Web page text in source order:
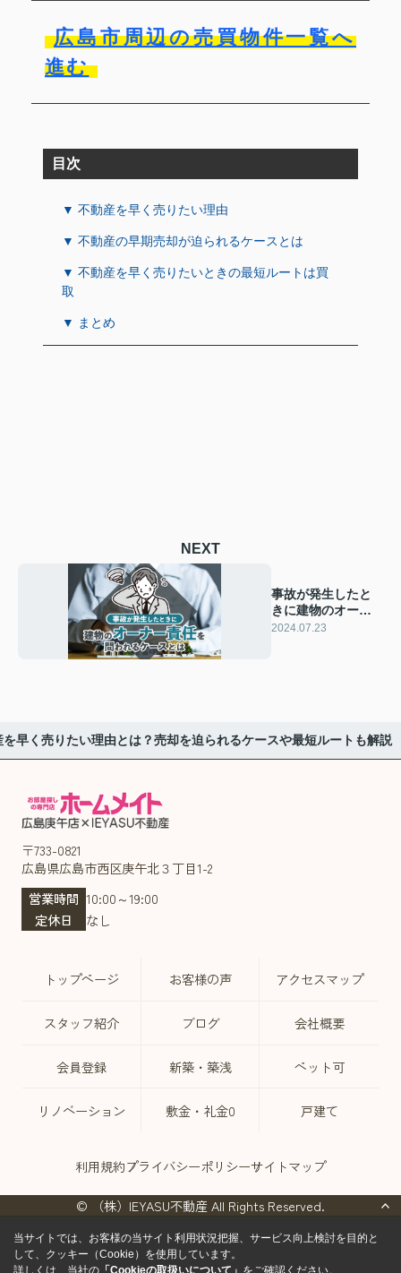
広島市周辺の売買物件一覧へ
進む
目次
▼ 不動産を早く売りたい理由
▼ 不動産の早期売却が迫られるケースとは
▼ 不動産を早く売りたいときの最短ルートは買
取
▼ まとめ
NEXT
事故が発生したと
きに建物のオーナ
ー責任を問われる
2024.07.23
を早く売りたい理由とは？売却を迫られるケースや最短ルートも解説
〒733-0821
広島県広島市西区庚午北３丁目1-2
営業時間 10:00～19:00
定休日
なし
トップページ お客様の声 アクセスマップ
スタッフ紹介 ブログ 会社概要
会員登録 新築・築浅 ペット可
リノベーション 敷金・礼金0 戸建て
利用規約プライバシーポリシーサイトマップ
© （株）IEYASU不動産 All Rights Reserved.
当サイトでは、お客様の当サイト利用状況把握、サービス向上検討を目的と
して、クッキー（Cookie）を使用しています。
詳しくは、当社の 「Cookieの取扱いについて」 をご確認ください。